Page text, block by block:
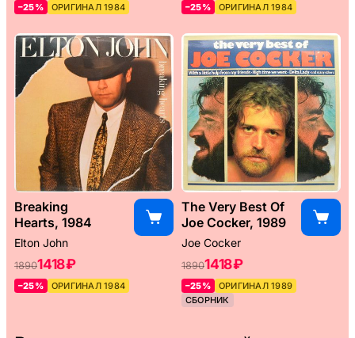
–25% ОРИГИНАЛ 1984 –25% ОРИГИНАЛ 1984
Breaking
Hearts, 1984
Elton John
18901418 ₽
–25% ОРИГИНАЛ 1984
The Very Best Of
Joe Cocker, 1989
Joe Cocker
18901418 ₽
–25%
ОРИГИНАЛ 1989
СБОРНИК